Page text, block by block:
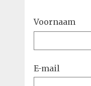
Voornaam
E-mail